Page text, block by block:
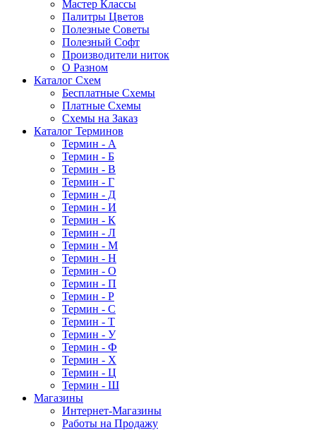
Мастер Классы
Палитры Цветов
Полезные Советы
Полезный Софт
Производители ниток
О Разном
Каталог Схем
Бесплатные Схемы
Платные Схемы
Схемы на Заказ
Каталог Терминов
Термин - А
Термин - Б
Термин - В
Термин - Г
Термин - Д
Термин - И
Термин - К
Термин - Л
Термин - М
Термин - Н
Термин - О
Термин - П
Термин - Р
Термин - С
Термин - Т
Термин - У
Термин - Ф
Термин - Х
Термин - Ц
Термин - Ш
Магазины
Интернет-Магазины
Работы на Продажу